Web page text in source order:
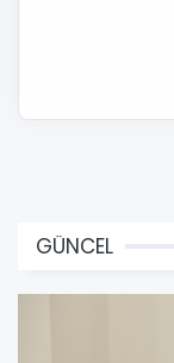
GÜNCEL